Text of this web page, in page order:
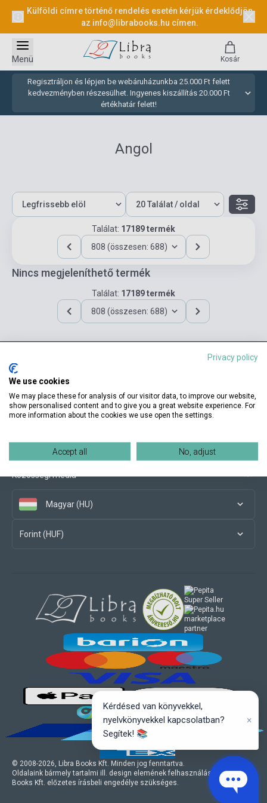
Külföldi címre történő rendelés esetén kérjük érdeklődjön
az info@librabooks.hu címen.
Regisztráljon és lépjen be webáruházunkba 25.000 Ft felett
kedvezményben részesülhet. Ingyenes kiszállítás 20.000 Ft
értékhatár felett!
Menü Kosár
Angol
Találat: 17189 termék
808 (összesen: 688)
Nincs megjeleníthető termék
Találat: 17189 termék
808 (összesen: 688)
Elérhetőségeink
Közösségi média
Magyar (HU)
Forint (HUF)
© 2008-2026, Libra Books Kft. Minden jog fenntartva.
Oldalaink bármely tartalmi ill. design elemének felhasználásához a Libra
Books Kft. előzetes írásbeli engedélye szükséges.
marketplace
partner
Privacy policy
We use cookies
We may place these for analysis of our visitor data, to improve our website,
show personalised content and to give you a great website experience. For
more information about the cookies we use open the settings.
Accept all No, adjust
Kérdésed van könyvekkel,
nyelvkönyvekkel kapcsolatban?
Segítek! 📚
×